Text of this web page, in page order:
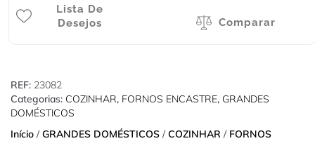
Lista De
Desejos
Comparar
REF: 23082
Categorias: COZINHAR, FORNOS ENCASTRE, GRANDES
DOMÉSTICOS
Início / GRANDES DOMÉSTICOS / COZINHAR / FORNOS